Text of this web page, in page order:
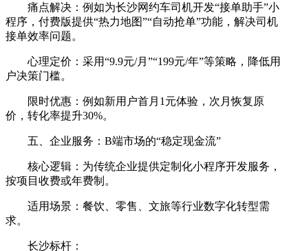
痛点解决：例如为长沙网约车司机开发“接单助手”小
程序，付费版提供“热力地图”“自动抢单”功能，解决司机
接单效率问题。
心理定价：采用“9.9元/月”“199元/年”等策略，降低用
户决策门槛。
限时优惠：例如新用户首月1元体验，次月恢复原
价，转化率提升30%。
五、企业服务：B端市场的“稳定现金流”
核心逻辑：为传统企业提供定制化小程序开发服务，
按项目收费或年费制。
适用场景：餐饮、零售、文旅等行业数字化转型需
求。
长沙标杆：